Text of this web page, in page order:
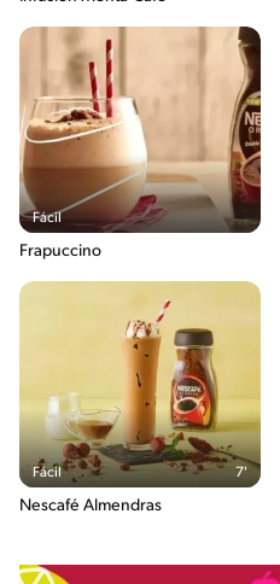
Fácil
Frapuccino
Fácil 7'
Nescafé Almendras